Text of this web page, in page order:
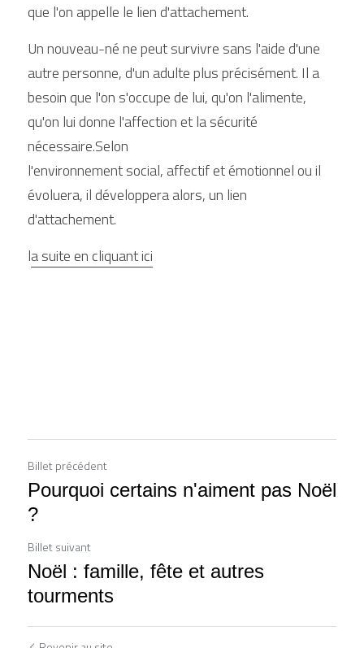
que l'on appelle le lien d'attachement.
Un nouveau-né ne peut survivre sans l'aide d'une
autre personne, d'un adulte plus précisément. Il a
besoin que l'on s'occupe de lui, qu'on l'alimente,
qu'on lui donne l'affection et la sécurité
nécessaire.Selon
l'environnement social, affectif et émotionnel ou il
évoluera, il développera alors, un lien
d'attachement.
la suite en cliquant ici
Billet précédent
Pourquoi certains n'aiment pas Noël
?
Billet suivant
Noël : famille, fête et autres
tourments